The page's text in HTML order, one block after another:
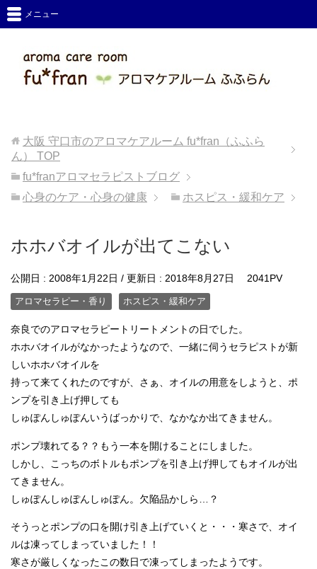
メニュー
大阪 守口市のアロマケアルーム fu*fran（ふふら
ん）
TOP
fu*franアロマセラピストブログ
心身のケア・心身の健康
ホスピス・緩和ケア
ホホバオイルが出てこない
公開日 : 2008年1月22日 / 更新日 : 2018年8月27日 2041PV
アロマセラピー・香り ホスピス・緩和ケア
奈良でのアロマセラピートリートメントの日でした。
ホホバオイルがなかったようなので、一緒に伺うセラピストが新
しいホホバオイルを
持って来てくれたのですが、さぁ、オイルの用意をしようと、ポ
ンプを引き上げ押しても
しゅぽんしゅぽんいうばっかりで、なかなか出てきません。
ポンプ壊れてる？？もう一本を開けることにしました。
しかし、こっちのボトルもポンプを引き上げ押してもオイルが出
てきません。
しゅぽんしゅぽんしゅぽん。欠陥品かしら…？
そうっとポンプの口を開け引き上げていくと・・・寒さで、オイ
ルは凍ってしまっていました！！
寒さが厳しくなったこの数日で凍ってしまったようです。